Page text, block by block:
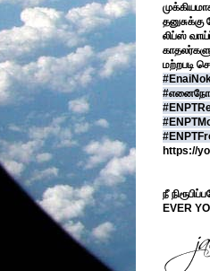
லிப்ஸ்
மற்றபடி
https://
நீ
EVER